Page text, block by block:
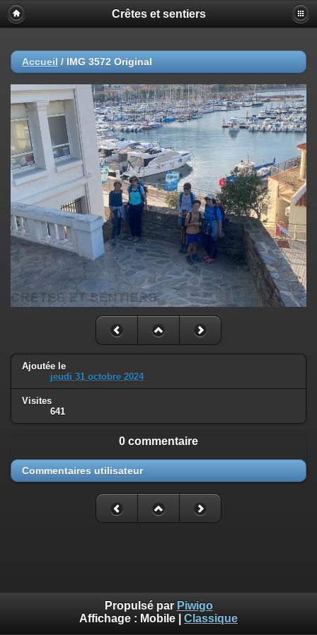
Crêtes et sentiers
Accueil / IMG 3572 Original
Ajoutée le
jeudi 31 octobre 2024
Visites
641
0 commentaire
Commentaires utilisateur
Propulsé par Piwigo
Affichage : Mobile Classique